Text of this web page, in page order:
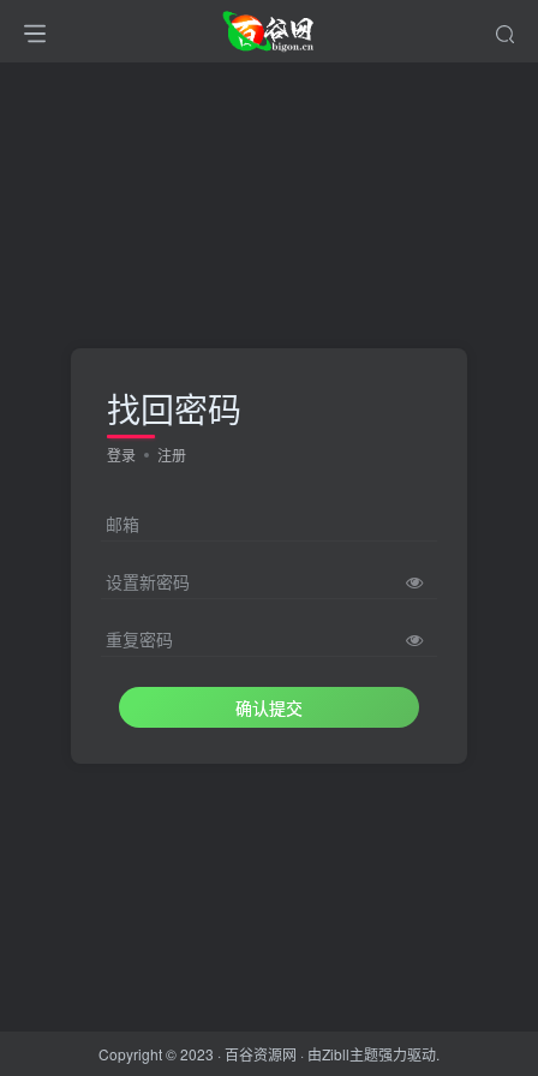
找回密码
登录 注册
邮箱
设置新密码
重复密码
确认提交
Copyright © 2023 ·百谷资源网 · 由Zibll主题强力驱动.